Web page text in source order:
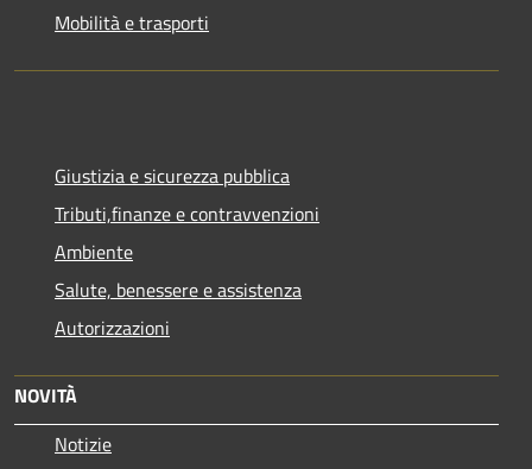
Mobilità e trasporti
Giustizia e sicurezza pubblica
Tributi,finanze e contravvenzioni
Ambiente
Salute, benessere e assistenza
Autorizzazioni
NOVITÀ
Notizie